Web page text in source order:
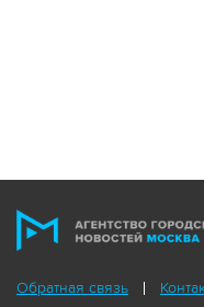
Обратная связь